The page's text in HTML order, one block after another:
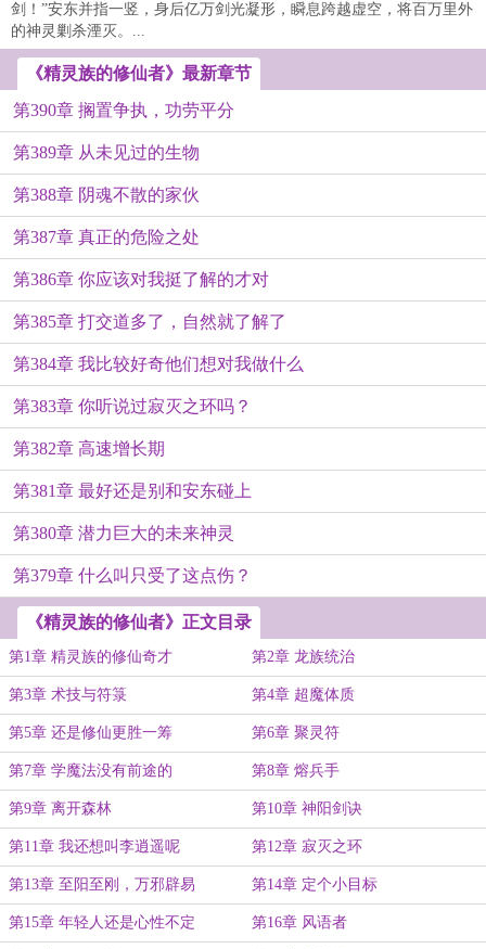
剑！”安东并指一竖，身后亿万剑光凝形，瞬息跨越虚空，将百万里外
的神灵剿杀湮灭。...
《精灵族的修仙者》最新章节
第390章 搁置争执，功劳平分
第389章 从未见过的生物
第388章 阴魂不散的家伙
第387章 真正的危险之处
第386章 你应该对我挺了解的才对
第385章 打交道多了，自然就了解了
第384章 我比较好奇他们想对我做什么
第383章 你听说过寂灭之环吗？
第382章 高速增长期
第381章 最好还是别和安东碰上
第380章 潜力巨大的未来神灵
第379章 什么叫只受了这点伤？
《精灵族的修仙者》正文目录
第1章 精灵族的修仙奇才 第2章 龙族统治
第3章 术技与符箓 第4章 超魔体质
第5章 还是修仙更胜一筹 第6章 聚灵符
第7章 学魔法没有前途的 第8章 熔兵手
第9章 离开森林 第10章 神阳剑诀
第11章 我还想叫李逍遥呢 第12章 寂灭之环
第13章 至阳至刚，万邪辟易 第14章 定个小目标
第15章 年轻人还是心性不定 第16章 风语者